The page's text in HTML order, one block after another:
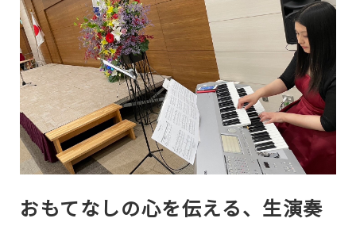
おもてなしの心を伝える、生演奏